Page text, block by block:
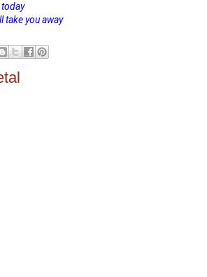
take you away